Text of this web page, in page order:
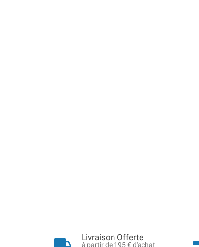
Livraison Offerte
à partir de 195 € d'achat